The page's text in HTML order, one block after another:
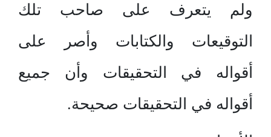
ولم يتعرف على صاحب تلك
التوقيعات والكتابات وأصر على
أقواله في التحقيقات وأن جميع
أقواله في التحقيقات صحيحة.